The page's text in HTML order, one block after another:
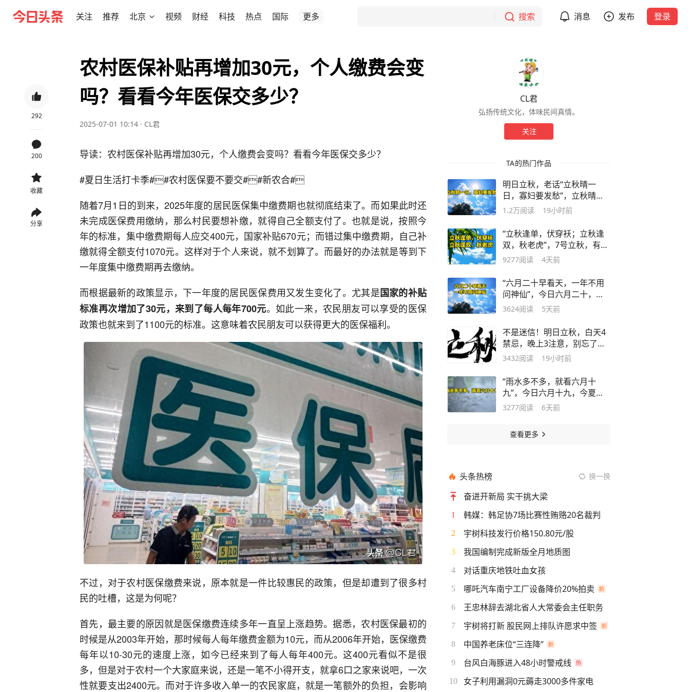
关注 推荐 北京 视频 财经 科技 热点 国际 更多 搜索 消息 发布 登录
292
200
收藏
分享
农村医保补贴再增加30元，个人缴费会变
吗？看看今年医保交多少？
2025-07-01 10:14 · CL君
导读：农村医保补贴再增加30元，个人缴费会变吗？看看今年医保交多少？
#夏日生活打卡季##农村医保要不要交##新农合#
随着7月1日的到来，2025年度的居民医保集中缴费期也就彻底结束了。而如果此时还
未完成医保费用缴纳，那么村民要想补缴，就得自己全额支付了。也就是说，按照今
年的标准，集中缴费期每人应交400元，国家补贴670元；而错过集中缴费期，自己补
缴就得全额支付1070元。这样对于个人来说，就不划算了。而最好的办法就是等到下
一年度集中缴费期再去缴纳。
而根据最新的政策显示，下一年度的居民医保费用又发生变化了。尤其是国家的补贴
标准再次增加了30元，来到了每人每年700元。如此一来，农民朋友可以享受的医保
政策也就来到了1100元的标准。这意味着农民朋友可以获得更大的医保福利。
不过，对于农村医保缴费来说，原本就是一件比较惠民的政策，但是却遭到了很多村
民的吐槽，这是为何呢？
首先，最主要的原因就是医保缴费连续多年一直呈上涨趋势。据悉，农村医保最初的
时候是从2003年开始，那时候每人每年缴费金额为10元，而从2006年开始，医保缴费
每年以10-30元的速度上涨，如今已经来到了每人每年400元。这400元看似不是很
多，但是对于农村一个大家庭来说，还是一笔不小得开支，就拿6口之家来说吧，一次
性就要支出2400元。而对于许多收入单一的农民家庭，就是一笔额外的负担，会影响
CL君
弘扬传统文化，体味民间真情。
关注
TA的热门作品
明日立秋，老话“立秋晴一
日，寡妇要发愁”，立秋晴天
有何预兆？
1.2万阅读 19小时前
“立秋逢单，伏穿袄；立秋逢
双，秋老虎”，7号立秋，有何
预兆？
9277阅读 4天前
“六月二十早看天，一年不用
问神仙”，今日六月二十，有
何预兆？
3624阅读 5天前
不是迷信！明日立秋，白天4
禁忌，晚上3注意，别忘了告
诉家人
3432阅读 19小时前
“雨水多不多，就看六月十
九”，今日六月十九，今夏雨
水会多吗？
3277阅读 6天前
查看更多
头条热榜 换一换
奋进开新局 实干挑大梁
1 韩媒：韩足协7场比赛性贿赂20名裁判
2 宇树科技发行价格150.80元/股
3 我国编制完成新版全月地质图
4 对话重庆地铁吐血女孩
5 哪吒汽车南宁工厂设备降价20%拍卖
6 王忠林辞去湖北省人大常委会主任职务
7 宇树将打新 股民网上排队许愿求中签
8 中国养老床位“三连降”
9 台风白海豚进入48小时警戒线
10 女子利用漏洞0元薅走3000多件家电